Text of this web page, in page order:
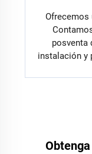
Ofrecemos
posventa
instalación y